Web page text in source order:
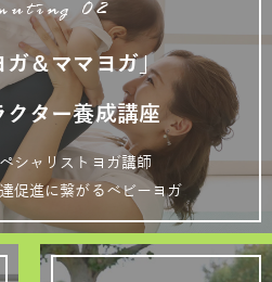
02
ガ＆ママヨガ」
クター養成講座
シャリストヨガ講師
促進に繋がるベビーヨガ